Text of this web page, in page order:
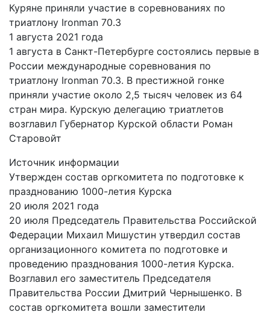
Куряне приняли участие в соревнованиях по
триатлону Ironman 70.3
1 августа 2021 года
1 августа в Санкт-Петербурге состоялись первые в
России международные соревнования по
триатлону Ironman 70.3. В престижной гонке
приняли участие около 2,5 тысяч человек из 64
стран мира. Курскую делегацию триатлетов
возглавил Губернатор Курской области Роман
Старовойт
Источник информации
Утвержден состав оргкомитета по подготовке к
празднованию 1000-летия Курска
20 июля 2021 года
20 июля Председатель Правительства Российской
Федерации Михаил Мишустин утвердил состав
организационного комитета по подготовке и
проведению празднования 1000-летия Курска.
Возглавил его заместитель Председателя
Правительства России Дмитрий Чернышенко. В
состав оргкомитета вошли заместители